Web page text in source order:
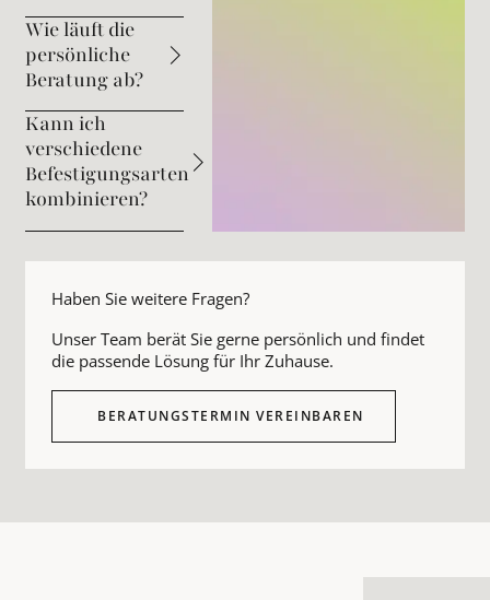
Wie läuft die
persönliche
Beratung ab?
Kann ich
verschiedene
Befestigungsarten
kombinieren?
Haben Sie weitere Fragen?
Unser Team berät Sie gerne persönlich und findet
die passende Lösung für Ihr Zuhause.
BERATUNGSTERMIN VEREINBAREN